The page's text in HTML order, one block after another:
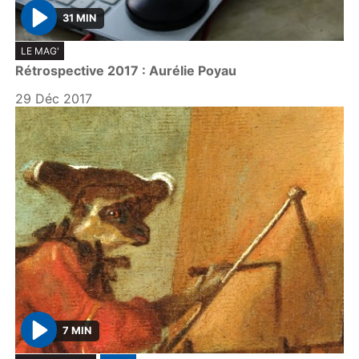
P
l
a
y
31 MIN
LE MAG'
Rétrospective 2017 : Aurélie Poyau
29 Déc 2017
P
7 MIN